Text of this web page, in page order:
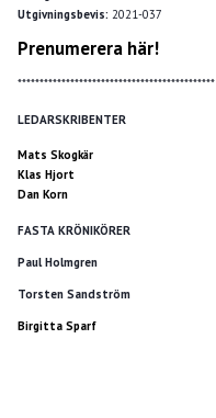
Utgivningsbevis: 2021-037
Prenumerera här!
*********************************************
LEDARSKRIBENTER
Mats Skogkär
Klas Hjort
Dan Korn
FASTA KRÖNIKÖRER
Paul Holmgren
Torsten Sandström
Birgitta Sparf